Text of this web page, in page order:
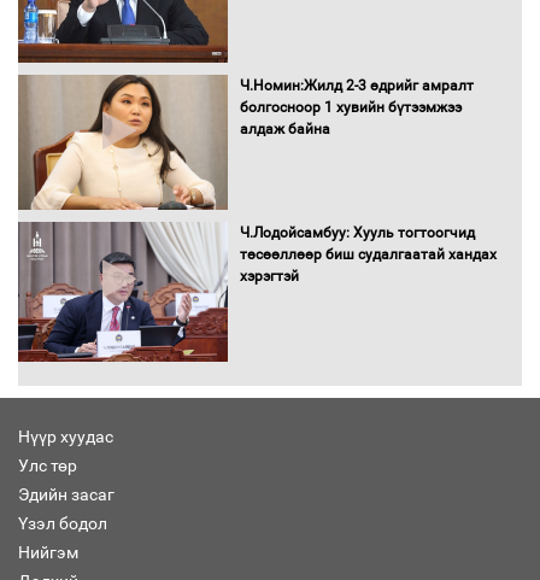
Ч.Номин:Жилд 2-3 өдрийг амралт
болгосноор 1 хувийн бүтээмжээ
алдаж байна
Ч.Лодойсамбуу: Хууль тогтоогчид
төсөөллөөр биш судалгаатай хандах
хэрэгтэй
Нүүр хуудас
Улс төр
Эдийн засаг
Үзэл бодол
Нийгэм